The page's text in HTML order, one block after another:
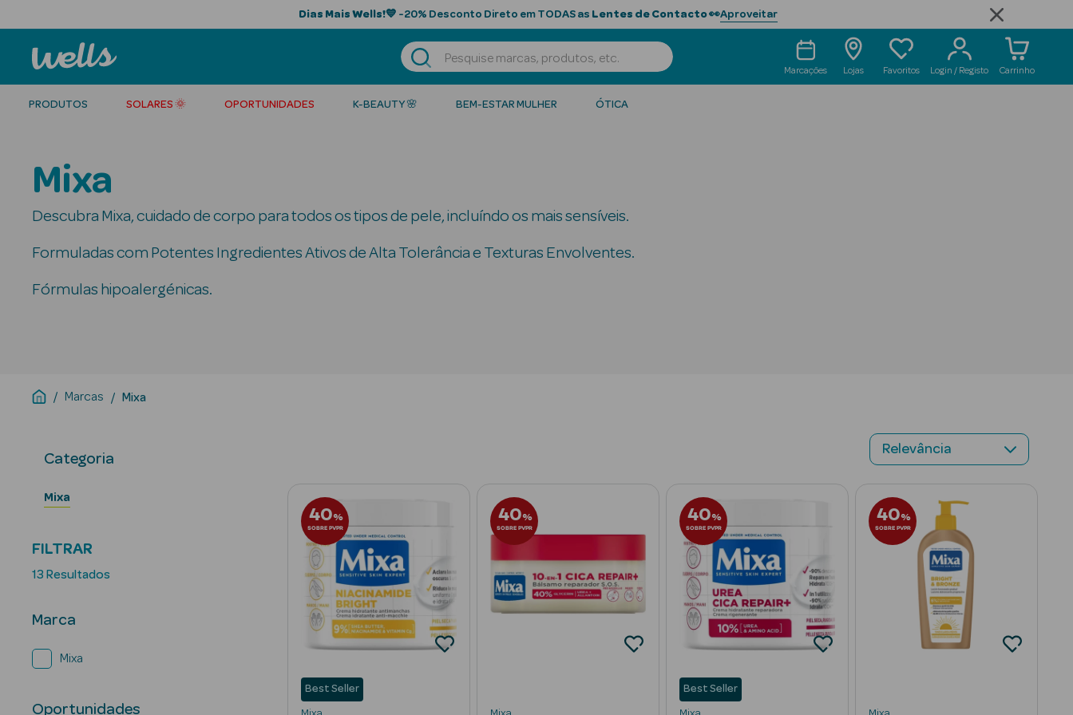
Dias Mais Wells!💙 -20% Desconto Direto em TODAS as Lentes de Contacto👀Aproveitar
Marcações Lojas Favoritos Login / Registo Carrinho
PRODUTOS SOLARES 🌞 OPORTUNIDADES K-BEAUTY 🌸 BEM-ESTAR MULHER ÓTICA
Mixa
Descubra Mixa, cuidado de corpo para todos os tipos de pele, incluíndo os mais sensíveis.
Formuladas com Potentes Ingredientes Ativos de Alta Tolerância e Texturas Envolventes.
Fórmulas hipoalergénicas.
Marcas Mixa
Categoria
Mixa
FILTRAR
13 Resultados
Marca
Mixa
Oportunidades
40%
SOBRE PVPR
Best Seller
40%
SOBRE PVPR
40%
SOBRE PVPR
Best Seller
40%
SOBRE PVPR